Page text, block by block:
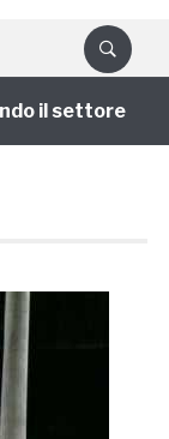
il settore